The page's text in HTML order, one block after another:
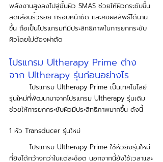
พลังงานสูงลงไปสู่ชั้นผิว SMAS ช่วยให้ผิวกระชับขึ้น
ลดเลือนริ้วรอย กรอบหน้าชัด และคงผลลัพธ์ได้นาน
ขึ้น ถือเป็นโปรแกรมที่มีประสิทธิภาพในการยกกระชับ
ผิวโดยไม่ต้องผ่าตัด
โปรแกรม Ultherapy Prime ต่าง
จาก Ultherapy รุ่นก่อนอย่างไร
รุ่นใหม่ที่พัฒนามาจากโปรแกรม Ultherapy รุ่นเดิม
ช่วยให้การยกกระชับผิวมีประสิทธิภาพมากขึ้น ดังนี้
1 หัว Transducer รุ่นใหม่
ที่ยิงได้กว้างกว่าในแต่ละช็อต นอกจากนี้ยังใช้เวลาและ